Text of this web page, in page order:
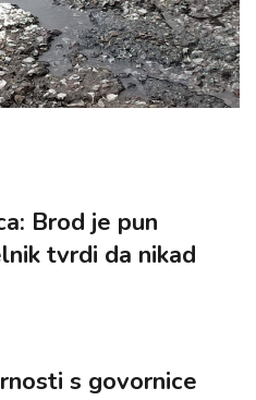
Brod je pun
tvrdi da nikad
s govornice